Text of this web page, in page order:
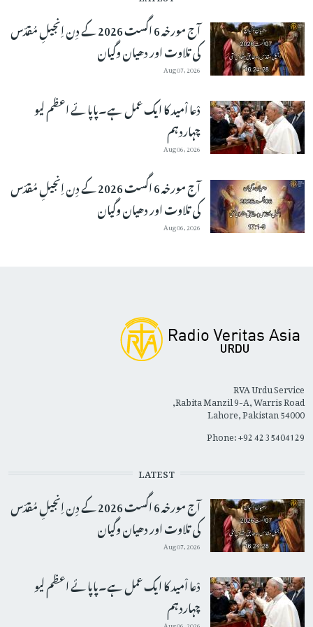
آج مورخہ 6 اگست 2026 کے دِن اِنجیلِ مُقدّس
کی تلاوت اور دھیان وگیان
Aug 07, 2026
دْعا اْمید کا ایک عمل ہے۔پاپائے اعظم لیو
چہاردہم
Aug 06, 2026
آج مورخہ 6 اگست 2026 کے دِن اِنجیلِ مُقدّس
کی تلاوت اور دھیان وگیان
Aug 06, 2026
RVA Urdu Service
Rabita Manzil 9-A, Warris Road,
Lahore, Pakistan 54000
Phone: +92 42 35404129
LATEST
آج مورخہ 6 اگست 2026 کے دِن اِنجیلِ مُقدّس
کی تلاوت اور دھیان وگیان
Aug 07, 2026
دْعا اْمید کا ایک عمل ہے۔پاپائے اعظم لیو
چہاردہم